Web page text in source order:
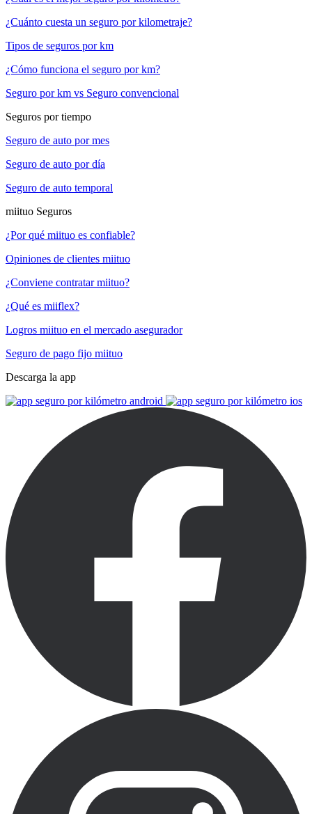
¿Cuánto cuesta un seguro por kilometraje?
Tipos de seguros por km
¿Cómo funciona el seguro por km?
Seguro por km vs Seguro convencional
Seguros por tiempo
Seguro de auto por mes
Seguro de auto por día
Seguro de auto temporal
miituo Seguros
¿Por qué miituo es confiable?
Opiniones de clientes miituo
¿Conviene contratar miituo?
¿Qué es miiflex?
Logros miituo en el mercado asegurador
Seguro de pago fijo miituo
Descarga la app